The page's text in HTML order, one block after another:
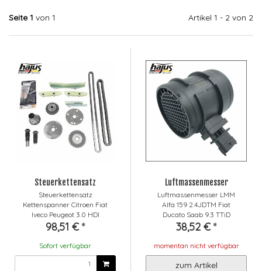
Seite 1 von 1 Artikel 1 - 2 von 2
Steuerkettensatz
Steuerkettensatz
Kettenspanner Citroen Fiat
Iveco Peugeot 3.0 HDI
98,51 € *
Sofort verfügbar
Luftmassenmesser
Luftmassenmesser LMM
Alfa 159 2.4JDTM Fiat
Ducato Saab 9.3 TTiD
38,52 € *
momentan nicht verfügbar
zum Artikel